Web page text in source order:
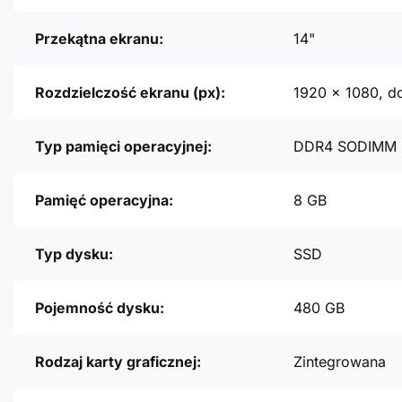
Przekątna ekranu: 14"
Rozdzielczość ekranu (px): 1920 x 1080,
Typ pamięci operacyjnej: DDR4 SODIMM
Pamięć operacyjna: 8 GB
Typ dysku: SSD
Pojemność dysku: 480 GB
Rodzaj karty graficznej: Zintegrowana